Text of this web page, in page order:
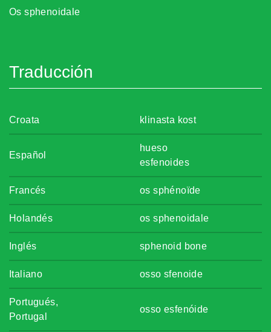
Os sphenoidale
Traducción
Croata klinasta kost
Español
hueso
esfenoides
Francés os sphénoïde
Holandés os sphenoidale
Inglés sphenoid bone
Italiano osso sfenoide
Portugués,
Portugal
osso esfenóide